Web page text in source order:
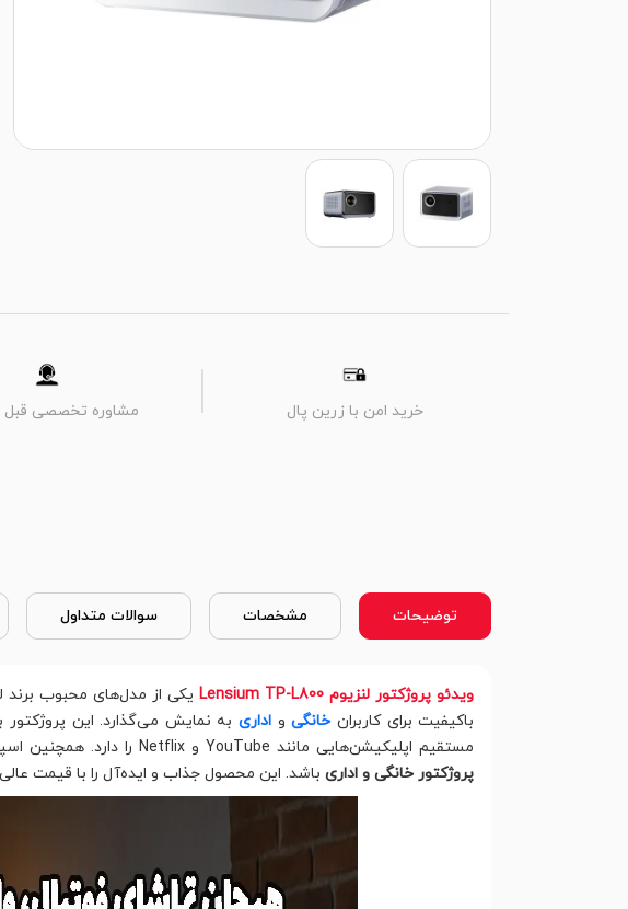
خرید امن با زرین پال مشاوره تخصصی قبل
توضیحات مشخصات سوالات متداول
ویدئو پروژکتور لنزیوم Lensium TP-L800 یکی از مدل‌های محبوب برند
باکیفیت برای کاربران خانگیو اداری به نمایش می‌گذارد. این پروژکتور
مستقیم اپلیکیشن‌هایی مانند YouTube و Netflix را دارد. همچنین اسپیکرهای قدرتمند داخلی و طول عمر بالای لامپ LED باعث شده تا TP-L800 یک انتخاب عالی برای
پروژکتور خانگی و اداریباشد. این محصول جذاب و ایده‌آل را با قیمت